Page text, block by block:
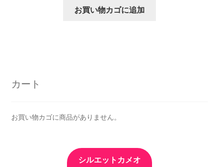
お買い物カゴに追加
カート
お買い物カゴに商品がありません。
シルエットカメオ